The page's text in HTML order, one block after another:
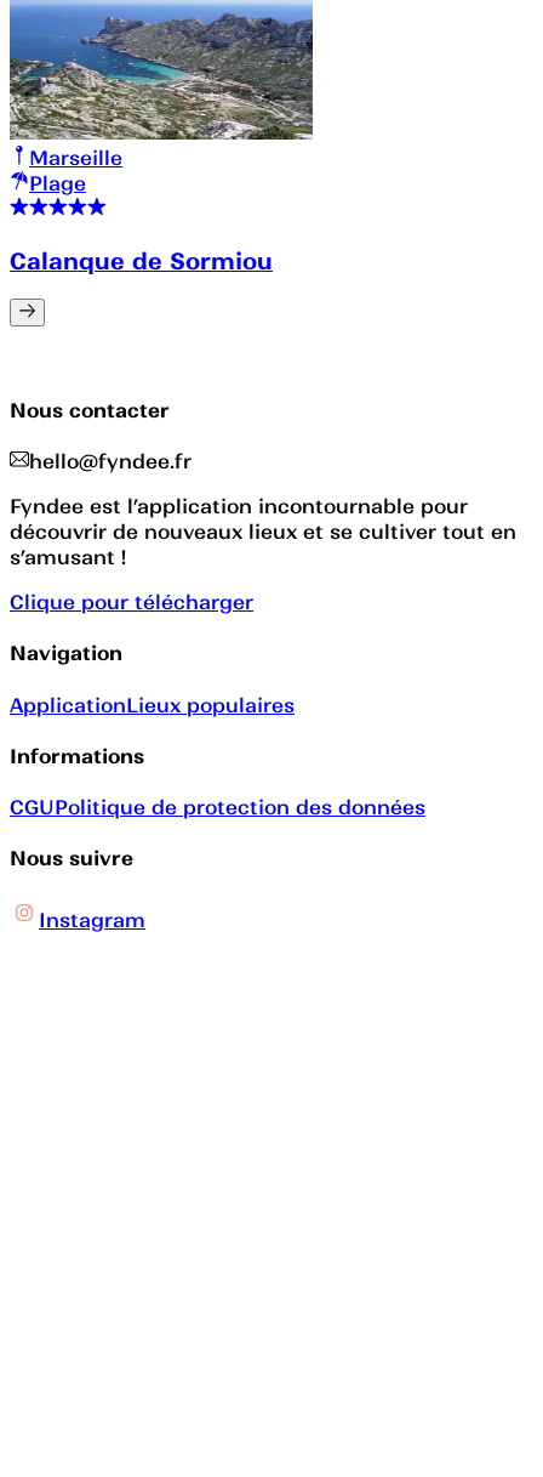
Marseille
Plage
Calanque de Sormiou
Nous contacter
hello@fyndee.fr
Fyndee est l’application incontournable pour
découvrir de nouveaux lieux et se cultiver tout en
s’amusant !
Clique pour télécharger
Navigation
ApplicationLieux populaires
Informations
CGUPolitique de protection des données
Nous suivre
Instagram